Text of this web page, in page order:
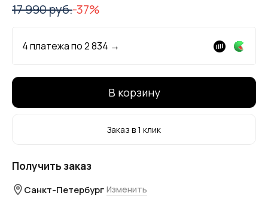
17 990 руб.-37%
4 платежа по2 834 →
В корзину
Заказ в 1 клик
Получить заказ
Санкт-Петербург Изменить